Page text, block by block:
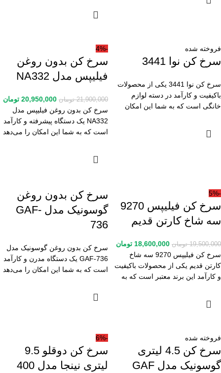
فروخته شده
سرخ کن نوا 3441
سرخ کن نوا 3441 یکی از محصولات
باکیفیت و کارآمد در دسته لوازم
خانگی است که به شما این امکان
-4%
سرخ کن بدون روغن
فیلیپس مدل NA332
21,900,000 تومان 20,950,000 تومان
سرخ کن بدون روغن فیلیپس مدل
NA332 یک دستگاه پیشرفته و کارآمد
است که به شما این امکان را می‌دهد
-5%
سرخ کن فیلیپس 9270
سه شاخ کارتن قدیم
19,500,000 تومان 18,600,000 تومان
سرخ کن فیلیپس 9270 سه شاخ
کارتن قدیم یکی از محصولات باکیفیت
و کارآمد این برند معتبر است که به
سرخ کن بدون روغن
گوسونیک مدل GAF-
736
سرخ کن بدون روغن گوسونیک مدل
GAF-736 یک دستگاه مدرن و کارآمد
است که به شما این امکان را می‌دهد
فروخته شده
سرخ کن 4.5 لیتری
گوسونیک مدل GAF
-6%
سرخ کن دوقلو 9.5
لیتری نینجا مدل 400